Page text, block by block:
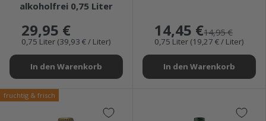
alkoholfrei 0,75 Liter
29,95 €
0,75 Liter (39,93 € / Liter)
In den Warenkorb
14,45 €14,95 €
0,75 Liter (19,27 € / Liter)
In den Warenkorb
fruchtig & frisch